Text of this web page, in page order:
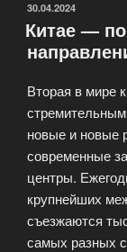
ОПУБЛИКОВАНО
30.04.2024
Китае —
Вторая в мире
новые и новые
современные
центры.
крупнейших
съезжаются
самых разных